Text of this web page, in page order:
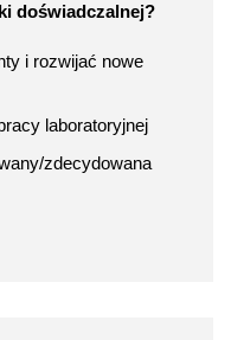
doświadczalnej?
i rozwijać nowe
laboratoryjnej
zdecydowana